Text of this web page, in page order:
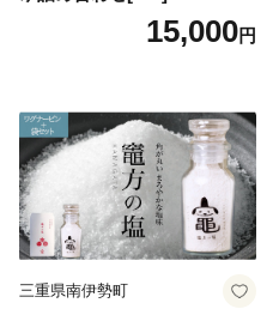
15,000円
三重県南伊勢町